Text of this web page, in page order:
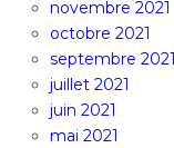
novembre 2021
octobre 2021
septembre 2021
juillet 2021
juin 2021
mai 2021